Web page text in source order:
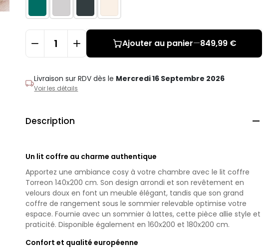
Ajouter au panier—849,99 €
Livraison sur RDVdès le Mercredi 16 Septembre 2026
Voir les détails
Description 
Un lit coffre au charme authentique
Apportez une ambiance cosy à votre chambre avec le lit coffre
Torreon 140x200 cm. Son design arrondi et son revêtement en
velours doux en font un meuble élégant, tandis que son grand
coffre de rangement sous le sommier relevable optimise votre
espace. Fournie avec un sommier à lattes, cette pièce allie style et
praticité. Disponible également en 160x200 et 180x200 cm.
Confort et qualité européenne